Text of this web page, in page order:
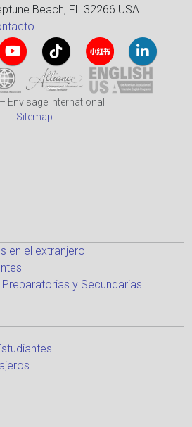
Beach, FL 32266 USA
Envisage International
Sitemap
en el extranjero
y Secundarias